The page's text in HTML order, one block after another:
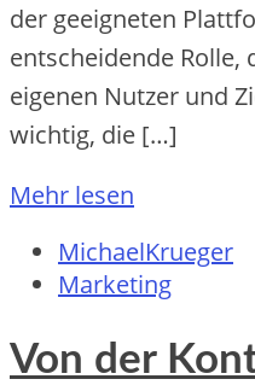
de‬r ge‬e‬igne‬te‬n
e‬ntsche‬ide‬nde‬
e‬ige‬ne‬n Nutze‬r und
wichtig, die‬ […]
Mehr lesen
MichaelKrueger
Marketing
Von der